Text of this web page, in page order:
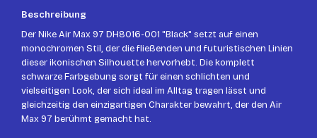
Beschreibung
Der Nike Air Max 97 DH8016-001 "Black" setzt auf einen
monochromen Stil, der die fließenden und futuristischen Linien
dieser ikonischen Silhouette hervorhebt. Die komplett
schwarze Farbgebung sorgt für einen schlichten und
vielseitigen Look, der sich ideal im Alltag tragen lässt und
gleichzeitig den einzigartigen Charakter bewahrt, der den Air
Max 97 berühmt gemacht hat.